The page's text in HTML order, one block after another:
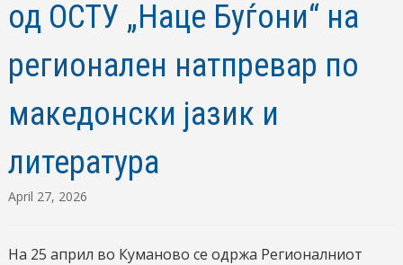
од ОСТУ „Наце Буѓони“ на
регионален натпревар по
македонски јазик и
литература
April 27, 2026
На 25 април во Куманово се одржа Регионалниот